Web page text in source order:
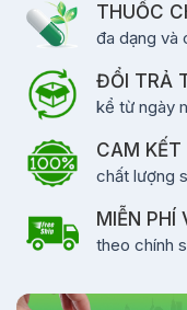
THUỐC
đa dạng và
ĐỔI TRẢ
kể từ ngày
CAM KẾT
chất lượng
MIỄN PHÍ
theo chính